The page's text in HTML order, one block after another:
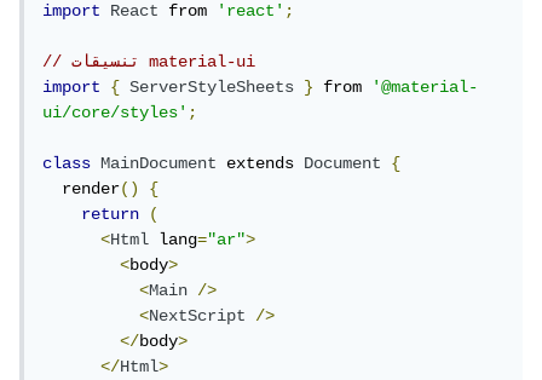
import
React from 'react';
// تنسيقات material-ui
import
{ ServerStyleSheets } from '@material-
ui/core/styles';
class MainDocument extends Document
{
  render
()
{
return
(
<Html lang="ar">
<body>
<Main
/>
<NextScript
/>
</body>
</Html>